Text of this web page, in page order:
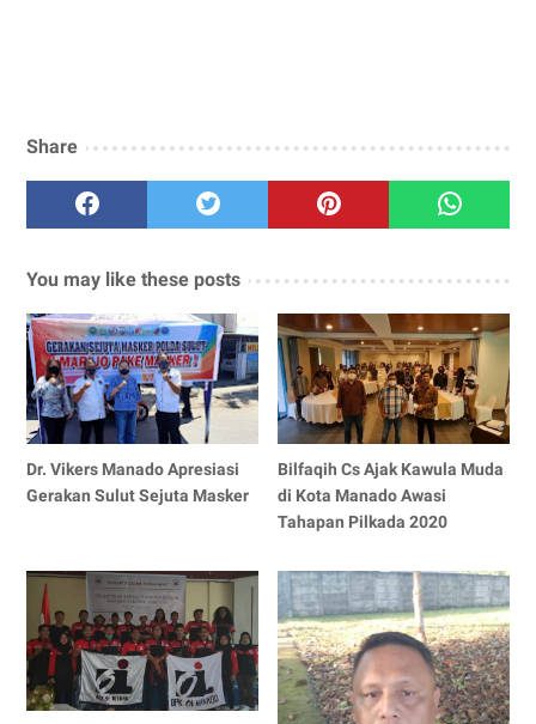
Share
You may like these posts
Dr. Vikers Manado Apresiasi
Gerakan Sulut Sejuta Masker
Bilfaqih Cs Ajak Kawula Muda
di Kota Manado Awasi
Tahapan Pilkada 2020